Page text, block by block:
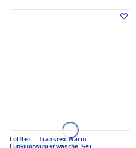
Löffler ·
Transtex Warm